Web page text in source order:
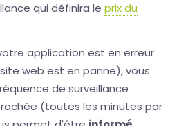
qui définira le prix du
application est en erreur
web est en panne), vous
de surveillance
(toutes les minutes par